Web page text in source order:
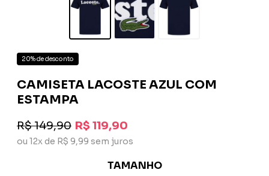
20% de desconto
CAMISETA LACOSTE AZUL COM
ESTAMPA
R$ 149,90 R$ 119,90
ou 12x de R$ 9,99 sem juros
TAMANHO